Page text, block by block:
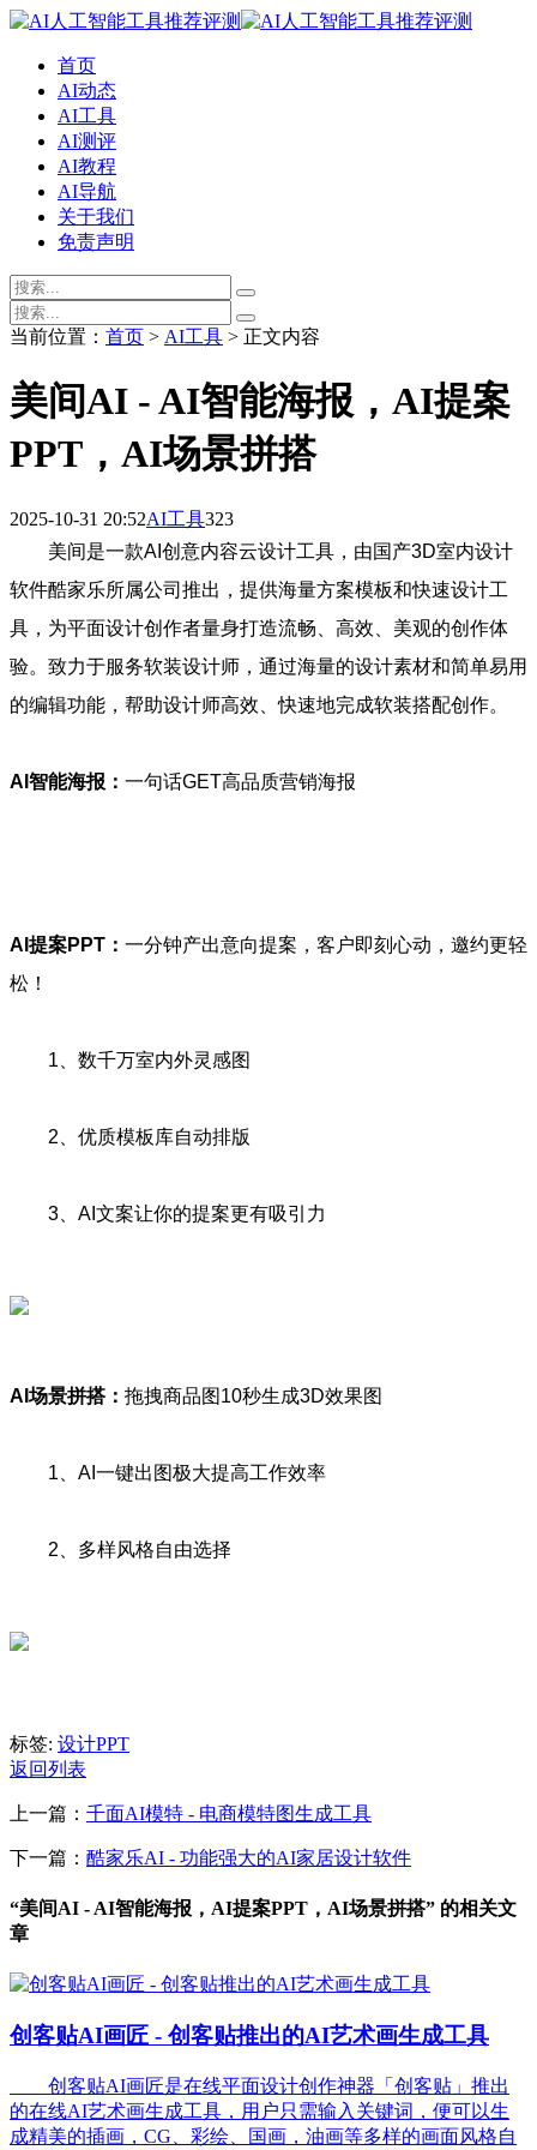
首页
AI动态
AI工具
AI测评
AI教程
AI导航
关于我们
免责声明
当前位置： 首页 > AI工具 > 正文内容
美间AI - AI智能海报，AI提案
PPT，AI场景拼搭
2025-10-31 20:52AI工具323
美间是一款AI创意内容云设计工具，由国产3D室内设计
软件酷家乐所属公司推出，提供海量方案模板和快速设计工
具，为平面设计创作者量身打造流畅、高效、美观的创作体
验。致力于服务软装设计师，通过海量的设计素材和简单易用
的编辑功能，帮助设计师高效、快速地完成软装搭配创作。
AI智能海报： 一句话GET高品质营销海报
AI提案PPT： 一分钟产出意向提案，客户即刻心动，邀约更轻
松！
1、数千万室内外灵感图
2、优质模板库自动排版
3、AI文案让你的提案更有吸引力
AI场景拼搭： 拖拽商品图10秒生成3D效果图
1、AI一键出图极大提高工作效率
2、多样风格自由选择
标签: 设计PPT
返回列表
上一篇： 千面AI模特 - 电商模特图生成工具
下一篇： 酷家乐AI - 功能强大的AI家居设计软件
“美间AI - AI智能海报，AI提案PPT，AI场景拼搭” 的相关文
章
创客贴AI画匠 - 创客贴推出的AI艺术画生成工具
创客贴AI画匠是在线平面设计创作神器「创客贴」推出
的在线AI艺术画生成工具，用户只需输入关键词，便可以生
成精美的插画，CG、彩绘、国画，油画等多样的画面风格自